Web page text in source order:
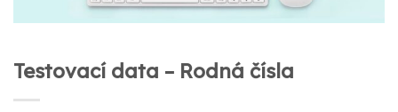
Testovací data – Rodná čísla